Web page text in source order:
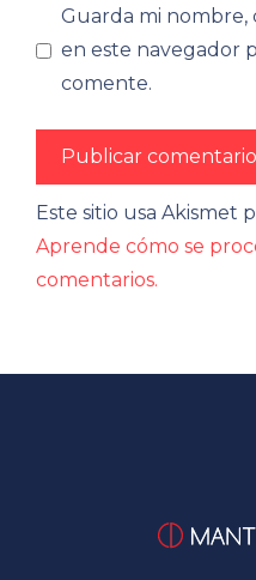
Guarda mi
en este navegador
comente.
Este sitio usa Akismet
Aprende cómo se
comentarios.